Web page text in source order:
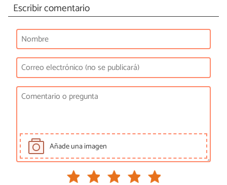
Escribir comentario
Añade una imagen